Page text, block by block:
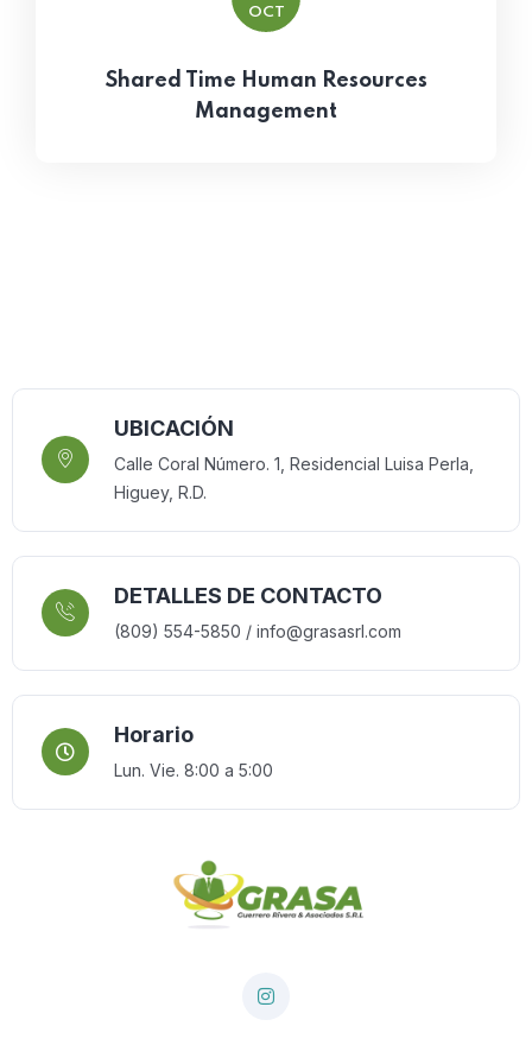
OCT
Shared Time Human Resources
Management
UBICACIÓN
Calle Coral Número. 1, Residencial Luisa Perla,
Higuey, R.D.
DETALLES DE CONTACTO
(809) 554-5850 / info@grasasrl.com
Horario
Lun. Vie. 8:00 a 5:00